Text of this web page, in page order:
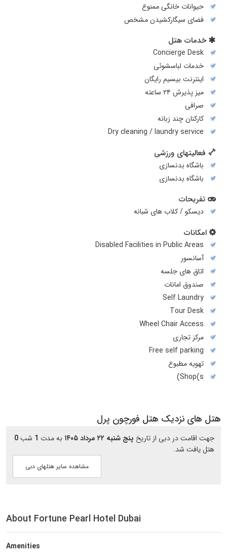
حیوانات خانگی ممنوع
فضای سیگارکشیدن مشخص
خدمات هتل
Concierge Desk
خدمات لباسشوئی
اینترنت بیسیم رایگان
میز پذیرش ۲۴ ساعته
صرافی
کارکنان چند زبانه
Dry cleaning / laundry service
فعالیتهای ورزشی
باشگاه بدنسازی
باشگاه بدنسازی
تفریحات
دیسکو / کلاب های شبانه
امکانات
Disabled Facilities in Public Areas
آسانسور
اتاق های جلسه
صندوق امانات
Self Laundry
Tour Desk
Wheel Chair Access
مرکز تجاری
Free self parking
تهويه مطبوع
Shop(s)
هتل های نزدیک هتل فورچون پرل
جهت اقامت در دبی از تاریخ پنج شنبه ۲۲ مرداد ۱۴۰۵ به مدت 1 شب0
هتل یافت شد.
مشاهده سایر هتلهای دبی
About Fortune Pearl Hotel Dubai
Amenities